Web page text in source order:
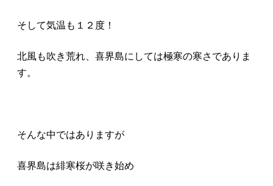
そして気温も１２度！
北風も吹き荒れ、喜界島にしては極寒の寒さでありま
す。
そんな中ではありますが
喜界島は緋寒桜が咲き始め